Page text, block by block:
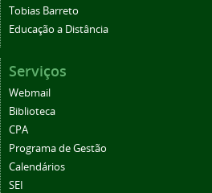
Tobias Barreto
Educação a Distância
Serviços
Webmail
Biblioteca
CPA
Programa de Gestão
Calendários
SEI